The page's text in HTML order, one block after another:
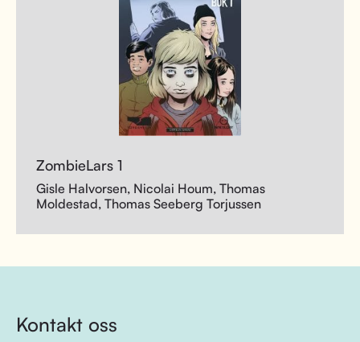
ZombieLars 1
Gisle Halvorsen, Nicolai Houm, Thomas
Moldestad, Thomas Seeberg Torjussen
Kontakt oss